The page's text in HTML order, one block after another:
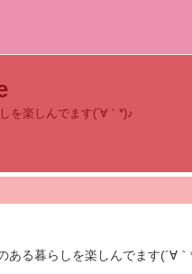
を楽しんでます(´∀｀*)♪
ある暮らしを楽しんでます(´∀｀